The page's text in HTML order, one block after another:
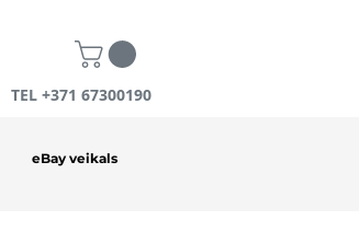
TEL +371 67300190
eBay veikals